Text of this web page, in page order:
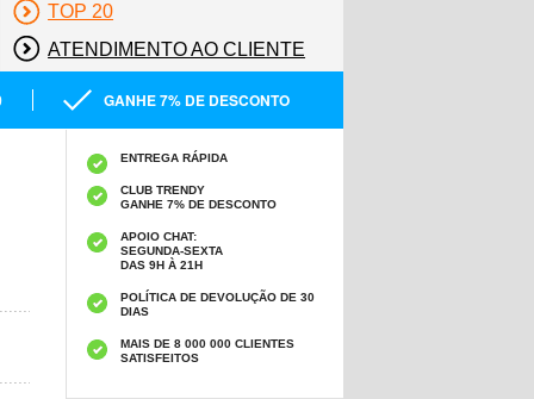
TOP 20
ATENDIMENTO AO CLIENTE
GANHE 7% DE DESCONTO
ENTREGA RÁPIDA
CLUB TRENDY
GANHE 7% DE DESCONTO
APOIO CHAT:
SEGUNDA-SEXTA
DAS 9H À 21H
POLÍTICA DE DEVOLUÇÃO DE 30
DIAS
MAIS DE 8 000 000 CLIENTES
SATISFEITOS